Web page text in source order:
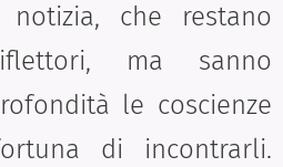
che restano
ma sanno
le coscienze
di incontrarli.